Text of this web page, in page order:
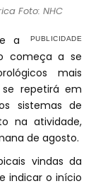
Foto: NHC
a
começa a se
mais
repetirá em
sistemas de
na atividade,
de agosto.
vindas da
indicar o início